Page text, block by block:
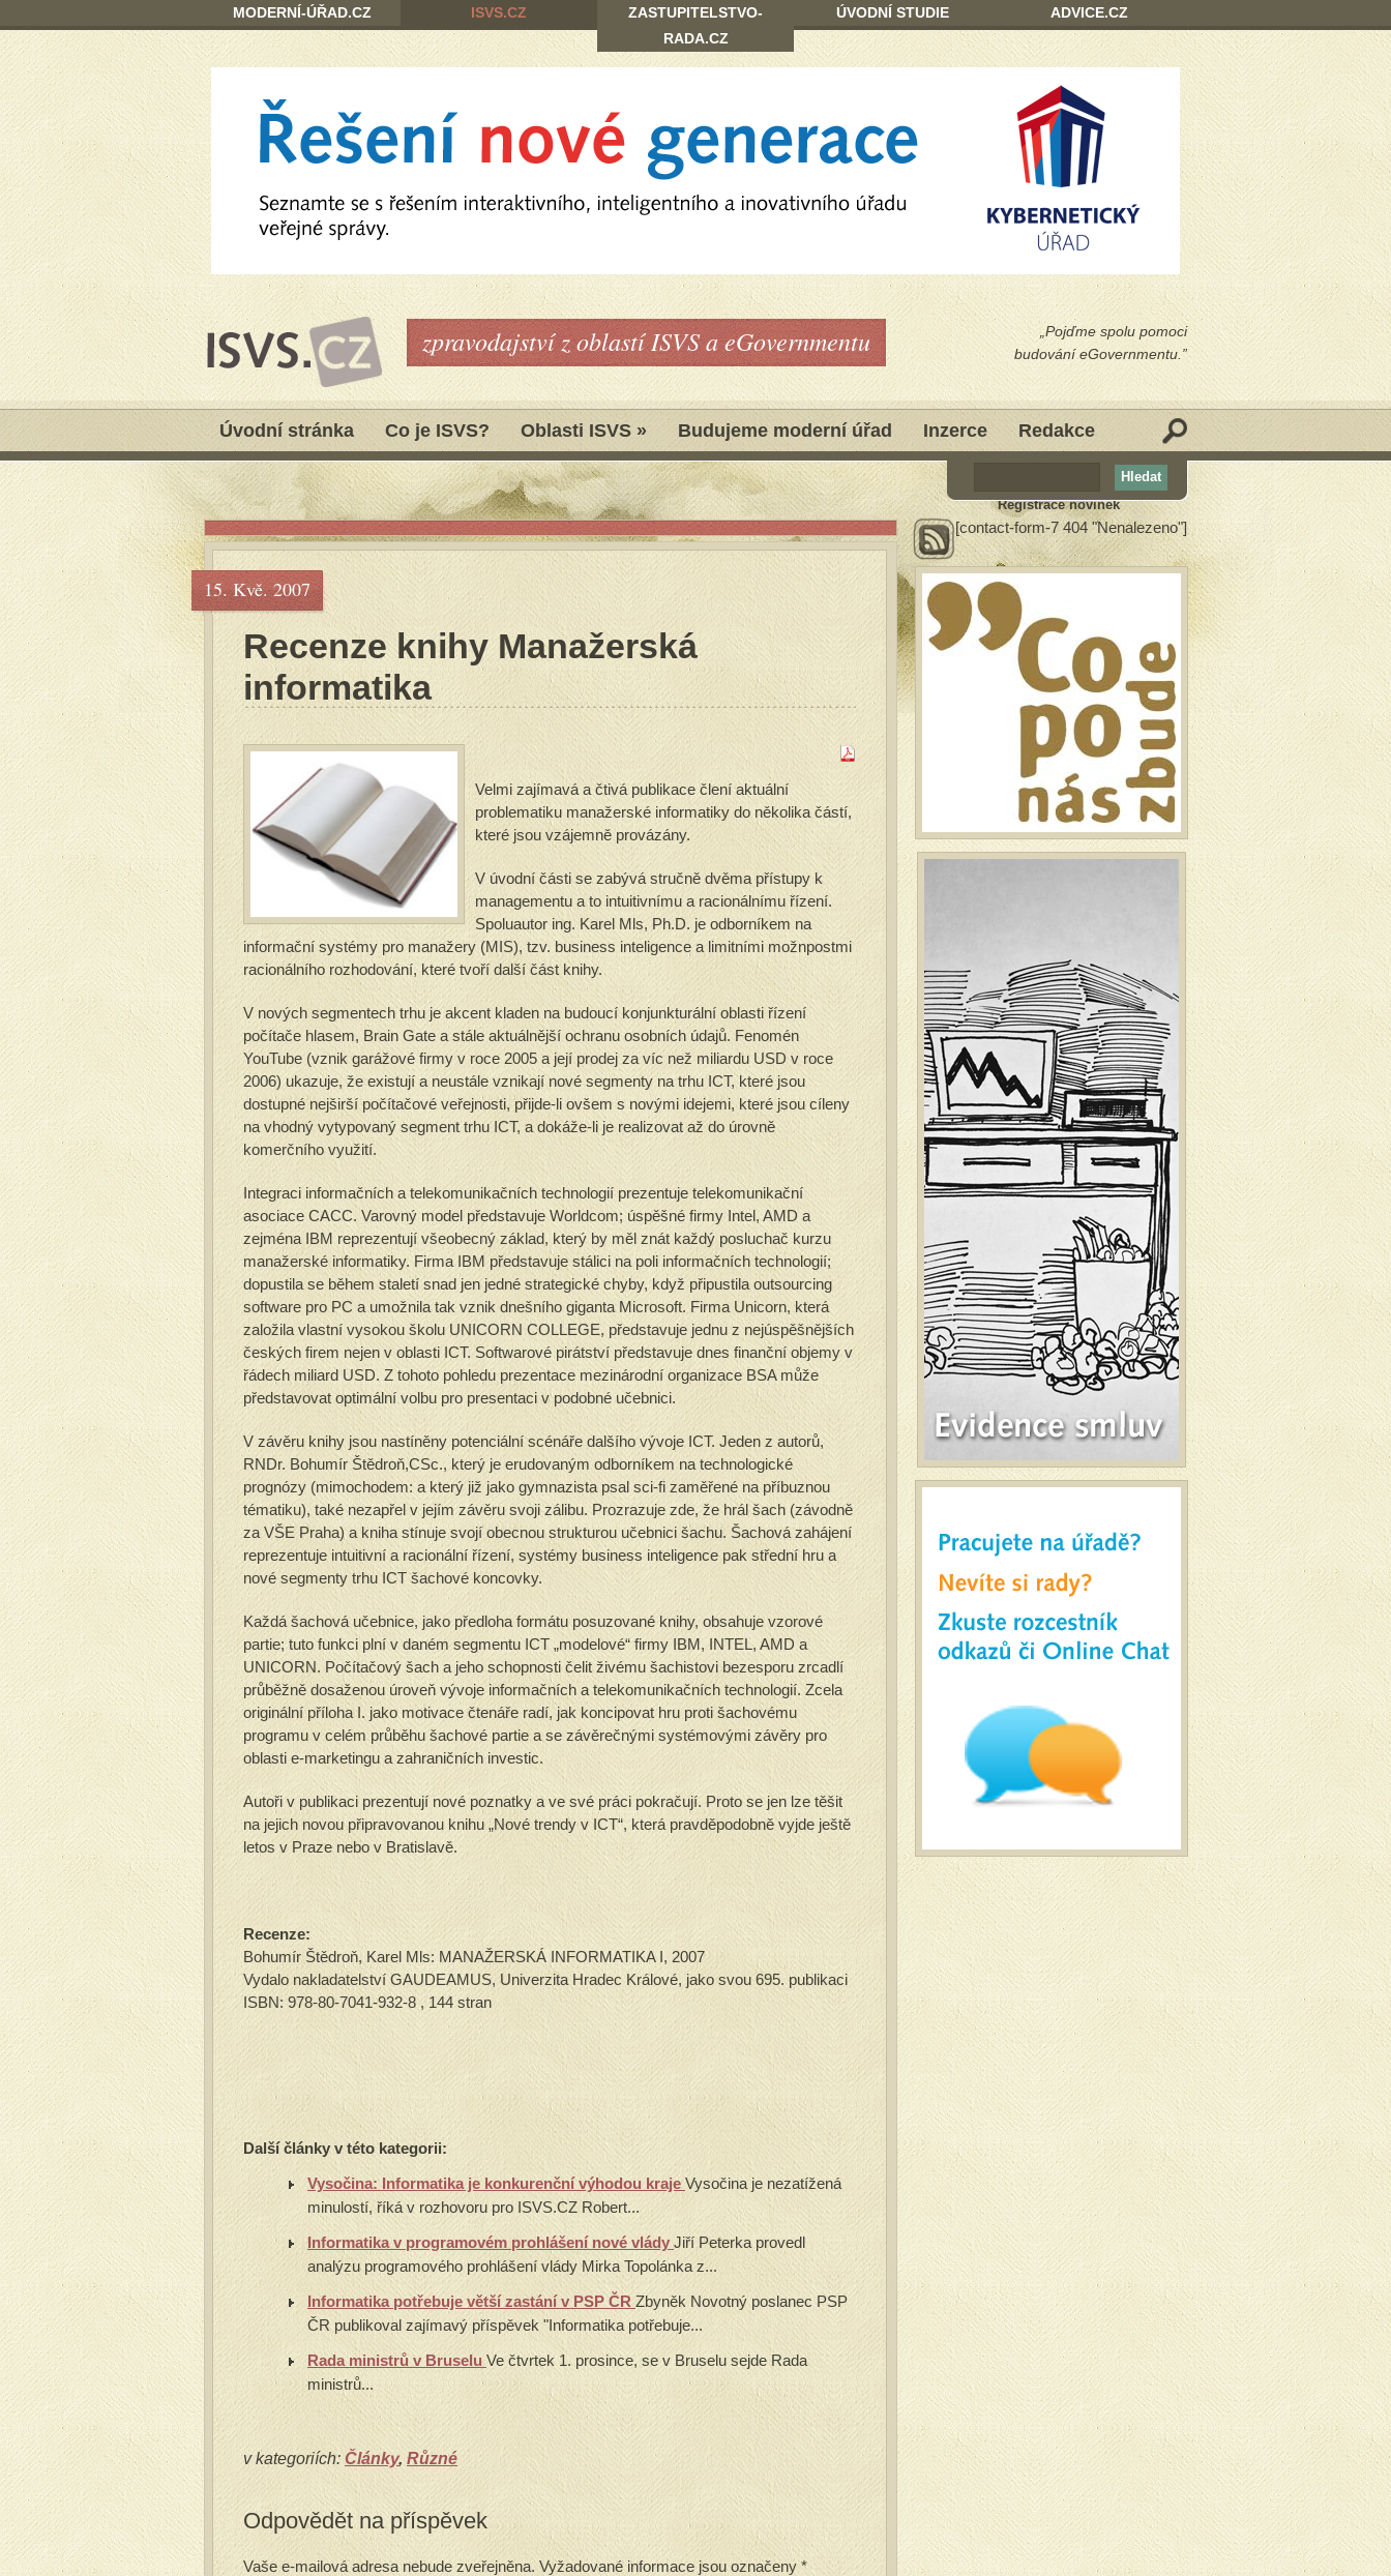
„Pojďme spolu pomoci
budování eGovernmentu.”
zpravodajství z oblastí ISVS a eGovernmentu
Úvodní stránka Co je ISVS? Oblasti ISVS » Budujeme moderní úřad Inzerce Redakce
15. Kvě. 2007
Recenze knihy Manažerská
informatika
Velmi zajímavá a čtivá publikace člení aktuální
problematiku manažerské informatiky do několika částí,
které jsou vzájemně provázány.
V úvodní části se zabývá stručně dvěma přístupy k
managementu a to intuitivnímu a racionálnímu řízení.
Spoluautor ing. Karel Mls, Ph.D. je odborníkem na
informační systémy pro manažery (MIS), tzv. business inteligence a limitními možnpostmi
racionálního rozhodování, které tvoří další část knihy.
V nových segmentech trhu je akcent kladen na budoucí konjunkturální oblasti řízení
počítače hlasem, Brain Gate a stále aktuálnější ochranu osobních údajů. Fenomén
YouTube (vznik garážové firmy v roce 2005 a její prodej za víc než miliardu USD v roce
2006) ukazuje, že existují a neustále vznikají nové segmenty na trhu ICT, které jsou
dostupné nejširší počítačové veřejnosti, přijde-li ovšem s novými idejemi, které jsou cíleny
na vhodný vytypovaný segment trhu ICT, a dokáže-li je realizovat až do úrovně
komerčního využití.
Integraci informačních a telekomunikačních technologií prezentuje telekomunikační
asociace CACC. Varovný model představuje Worldcom; úspěšné firmy Intel, AMD a
zejména IBM reprezentují všeobecný základ, který by měl znát každý posluchač kurzu
manažerské informatiky. Firma IBM představuje stálici na poli informačních technologií;
dopustila se během staletí snad jen jedné strategické chyby, když připustila outsourcing
software pro PC a umožnila tak vznik dnešního giganta Microsoft. Firma Unicorn, která
založila vlastní vysokou školu UNICORN COLLEGE, představuje jednu z nejúspěšnějších
českých firem nejen v oblasti ICT. Softwarové pirátství představuje dnes finanční objemy v
řádech miliard USD. Z tohoto pohledu prezentace mezinárodní organizace BSA může
představovat optimální volbu pro presentaci v podobné učebnici.
V závěru knihy jsou nastíněny potenciální scénáře dalšího vývoje ICT. Jeden z autorů,
RNDr. Bohumír Štědroň,CSc., který je erudovaným odborníkem na technologické
prognózy (mimochodem: a který již jako gymnazista psal sci-fi zaměřené na příbuznou
tématiku), také nezapřel v jejím závěru svoji zálibu. Prozrazuje zde, že hrál šach (závodně
za VŠE Praha) a kniha stínuje svojí obecnou strukturou učebnici šachu. Šachová zahájení
reprezentuje intuitivní a racionální řízení, systémy business inteligence pak střední hru a
nové segmenty trhu ICT šachové koncovky.
Každá šachová učebnice, jako předloha formátu posuzované knihy, obsahuje vzorové
partie; tuto funkci plní v daném segmentu ICT „modelové“ firmy IBM, INTEL, AMD a
UNICORN. Počítačový šach a jeho schopnosti čelit živému šachistovi bezesporu zrcadlí
průběžně dosaženou úroveň vývoje informačních a telekomunikačních technologií. Zcela
originální příloha I. jako motivace čtenáře radí, jak koncipovat hru proti šachovému
programu v celém průběhu šachové partie a se závěrečnými systémovými závěry pro
oblasti e-marketingu a zahraničních investic.
Autoři v publikaci prezentují nové poznatky a ve své práci pokračují. Proto se jen lze těšit
na jejich novou připravovanou knihu „Nové trendy v ICT“, která pravděpodobně vyjde ještě
letos v Praze nebo v Bratislavě.
Recenze:
Bohumír Štědroň, Karel Mls: MANAŽERSKÁ INFORMATIKA I, 2007
Vydalo nakladatelství GAUDEAMUS, Univerzita Hradec Králové, jako svou 695. publikaci
ISBN: 978-80-7041-932-8 , 144 stran
Další články v této kategorii:
Vysočina: Informatika je konkurenční výhodou kraje Vysočina je nezatížená
minulostí, říká v rozhovoru pro ISVS.CZ Robert...
Informatika v programovém prohlášení nové vlády Jiří Peterka provedl
analýzu programového prohlášení vlády Mirka Topolánka z...
Informatika potřebuje větší zastání v PSP ČR Zbyněk Novotný poslanec PSP
ČR publikoval zajímavý příspěvek "Informatika potřebuje...
Rada ministrů v BruseluVe čtvrtek 1. prosince, se v Bruselu sejde Rada
ministrů...
v kategoriích: Články, Různé
Odpovědět na příspěvek
Vaše e-mailová adresa nebude zveřejněna. Vyžadované informace jsou označeny *
Registrace novinek
[contact-form-7 404 "Nenalezeno"]
MODERNÍ-ÚŘAD.CZ ISVS.CZ
ZASTUPITELSTVO-
RADA.CZ
ÚVODNÍ STUDIE ADVICE.CZ